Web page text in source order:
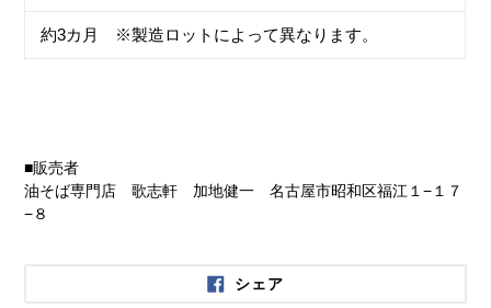
約3カ月 ※製造ロットによって異なります。
■販売者
油そば専門店 歌志軒 加地健一 名古屋市昭和区福江１−１７
−８
シェア